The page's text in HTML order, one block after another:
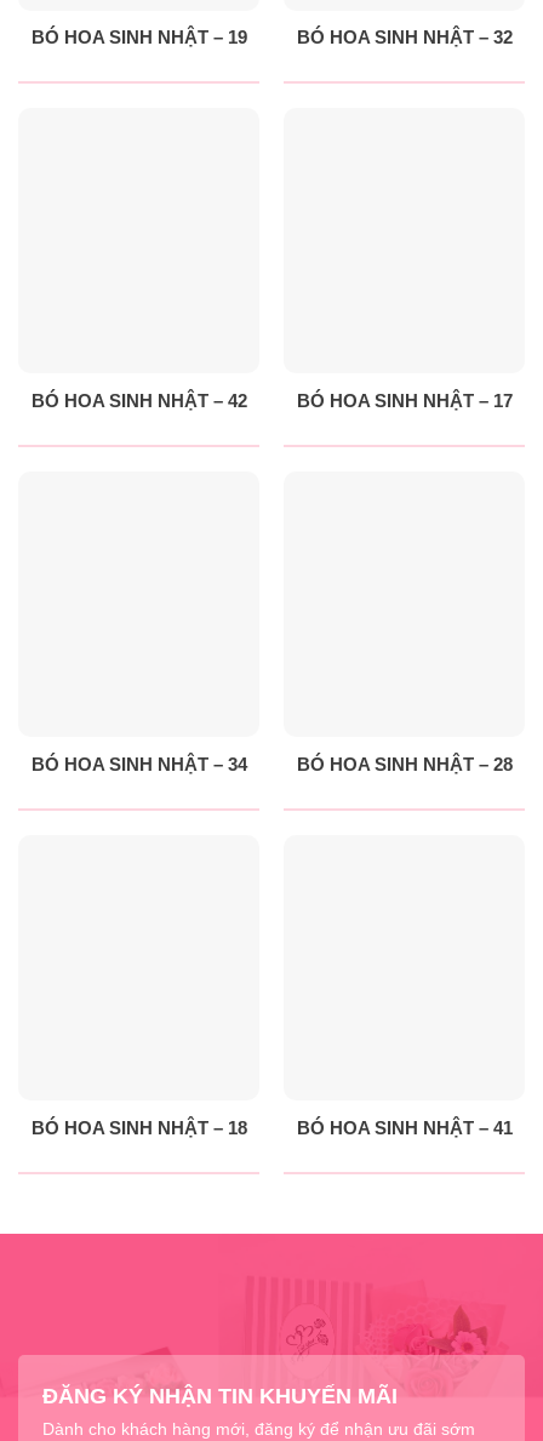
BÓ HOA SINH NHẬT – 19 BÓ HOA SINH NHẬT – 32
BÓ HOA SINH NHẬT – 42 BÓ HOA SINH NHẬT – 17
BÓ HOA SINH NHẬT – 34 BÓ HOA SINH NHẬT – 28
BÓ HOA SINH NHẬT – 18 BÓ HOA SINH NHẬT – 41
ĐĂNG KÝ NHẬN TIN KHUYẾN MÃI
Dành cho khách hàng mới, đăng ký để nhận ưu đãi sớm